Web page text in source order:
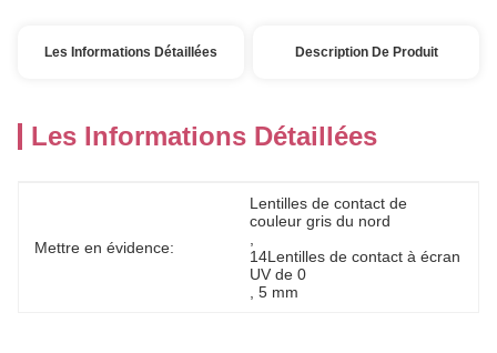
Les Informations Détaillées Description De Produit
Les Informations Détaillées
Mettre en évidence:
Lentilles de contact de
couleur gris du nord
14Lentilles de contact à écran
UV de 0
5 mm